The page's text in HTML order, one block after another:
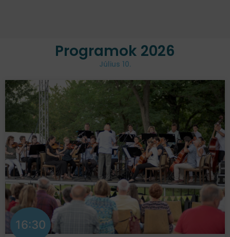
Programok 2026
Július 10.
16:30